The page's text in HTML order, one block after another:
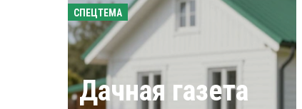
СПЕЦТЕМА
Дачная газета